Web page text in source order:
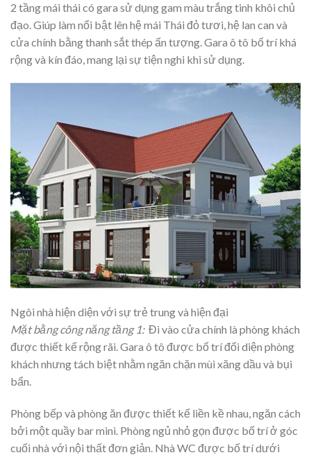
2 tầng mái thái có gara sử dụng gam màu trắng tinh khôi chủ
đạo. Giúp làm nổi bật lên hệ mái Thái đỏ tươi, hệ lan can và
cửa chính bằng thanh sắt thép ấn tượng. Gara ô tô bố trí khá
rộng và kín đáo, mang lại sự tiện nghi khi sử dụng.
Ngôi nhà hiện diện với sự trẻ trung và hiện đại
Mặt bằng công năng tầng 1:Đi vào cửa chính là phòng khách
được thiết kế rộng rãi. Gara ô tô được bố trí đối diện phòng
khách nhưng tách biệt nhằm ngăn chặn mùi xăng dầu và bụi
bẩn.
Phòng bếp và phòng ăn được thiết kế liền kề nhau, ngăn cách
bởi một quầy bar mini. Phòng ngủ nhỏ gọn được bố trí ở góc
cuối nhà với nội thất đơn giản. Nhà WC được bố trí dưới